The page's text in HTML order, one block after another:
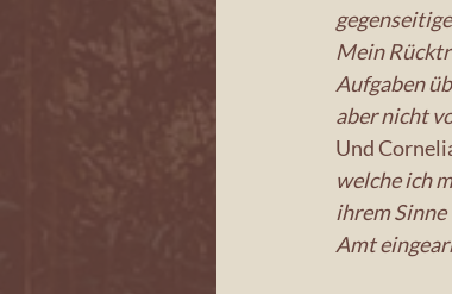
Mein
Aufgaben
aber nicht
Und
welche ich
ihrem
Amt